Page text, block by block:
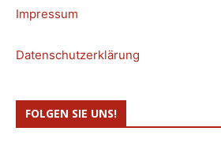
Impressum
Datenschutzerklärung
FOLGEN SIE UNS!